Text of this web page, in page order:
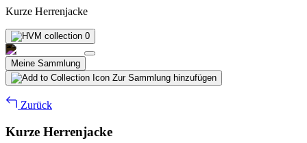
Kurze Herrenjacke
0
Meine Sammlung
Zur Sammlung hinzufügen
Zurück
Kurze Herrenjacke